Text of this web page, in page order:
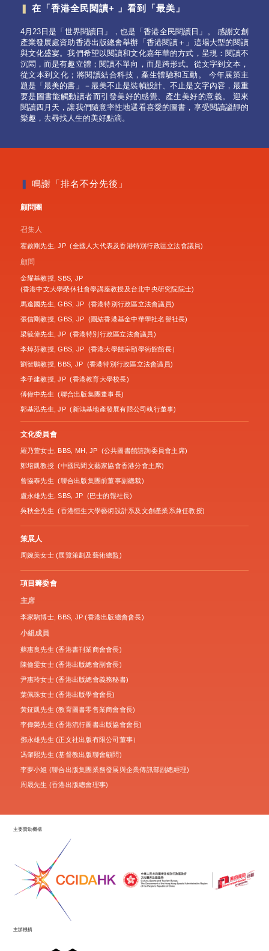
❚ 在「香港全民閱讀+ 」看到「最美」
4月23日是「世界閱讀日」，也是「香港全民閱讀日」。 感謝文創
產業發展處資助香港出版總會舉辦「香港閱讀＋」這場大型的閱讀
與文化盛宴。我們希望以閱讀和文化嘉年華的方式，呈現：閱讀不
沉悶，而是有趣立體；閱讀不單向，而是跨形式。從文字到文本，
從文本到文化；將閱讀結合科技，產生體驗和互動。 今年展策主
題是「最美的書」－最美不止是裝幀設計、不止是文字內容，最重
要是圖書能觸動讀者而引發美好的感覺、產生美好的意義。 迎來
閱讀四月天，讓我們隨意率性地選看喜愛的圖書，享受閱讀謐靜的
樂趣，去尋找人生的美好點滴。
❚ 鳴謝「排名不分先後」
顧問團
召集人
霍啟剛先生, JP (全國人大代表及香港特別行政區立法會議員)
顧問
金耀基教授, SBS, JP
(香港中文大學榮休社會學講座教授及台北中央研究院院士)
馬逢國先生, GBS, JP (香港特別行政區立法會議員)
張信剛教授, GBS, JP (團結香港基金中華學社名譽社長)
梁毓偉先生, JP (香港特別行政區立法會議員)
李焯芬教授, GBS, JP (香港大學饒宗頤學術館館長）
劉智鵬教授, BBS, JP (香港特別行政區立法會議員)
李子建教授, JP (香港教育大學校長)
傅偉中先生 (聯合出版集團董事長)
郭基泓先生, JP (新鴻基地產發展有限公司執行董事)
文化委員會
羅乃萱女士, BBS, MH, JP (公共圖書館諮詢委員會主席)
鄭培凱教授 (中國民間文藝家協會香港分會主席)
曾協泰先生 (聯合出版集團前董事副總裁)
盧永雄先生, SBS, JP (巴士的報社長)
吳秋全先生 (香港恒生大學藝術設計系及文創產業系兼任教授)
策展人
周婉美女士 (展覽策劃及藝術總監)
項目籌委會
主席
李家駒博士, BBS, JP (香港出版總會會長)
小組成員
蘇惠良先生 (香港書刊業商會會長)
陳儉雯女士 (香港出版總會副會長)
尹惠玲女士 (香港出版總會義務秘書)
葉佩珠女士 (香港出版學會會長)
黃鉦凱先生 (教育圖書零售業商會會長)
李偉榮先生 (香港流行圖書出版協會會長)
鄧永雄先生 (正文社出版有限公司董事）
馮肇熙先生 (基督教出版聯會顧問)
李夢小姐 (聯合出版集團業務發展與企業傳訊部副總經理)
周晟先生 (香港出版總會理事)
主辦機構
主要贊助機構